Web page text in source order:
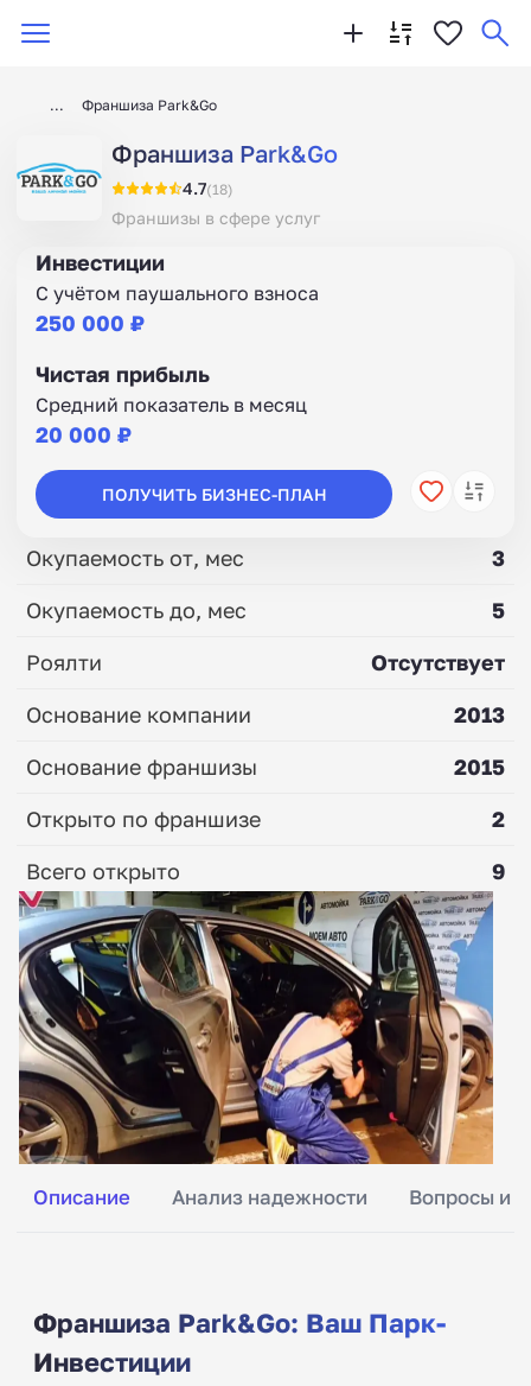
Франшиза Park&Go
Франшиза Park&Go
4.7(18)
Франшизы в сфере услуг
Описание Анализ надежности Вопросы и
Франшиза Park&Go: Ваш Парк-
Инвестиции
Инвестиции
С учётом паушального взноса
250 000 ₽
Чистая прибыль
Средний показатель в месяц
20 000 ₽
ПОЛУЧИТЬ БИЗНЕС-ПЛАН
Окупаемость от, мес
3
Окупаемость до, мес
5
Роялти
Отсутствует
Основание компании
2013
Основание франшизы
2015
Открыто по франшизе
2
Всего открыто
9